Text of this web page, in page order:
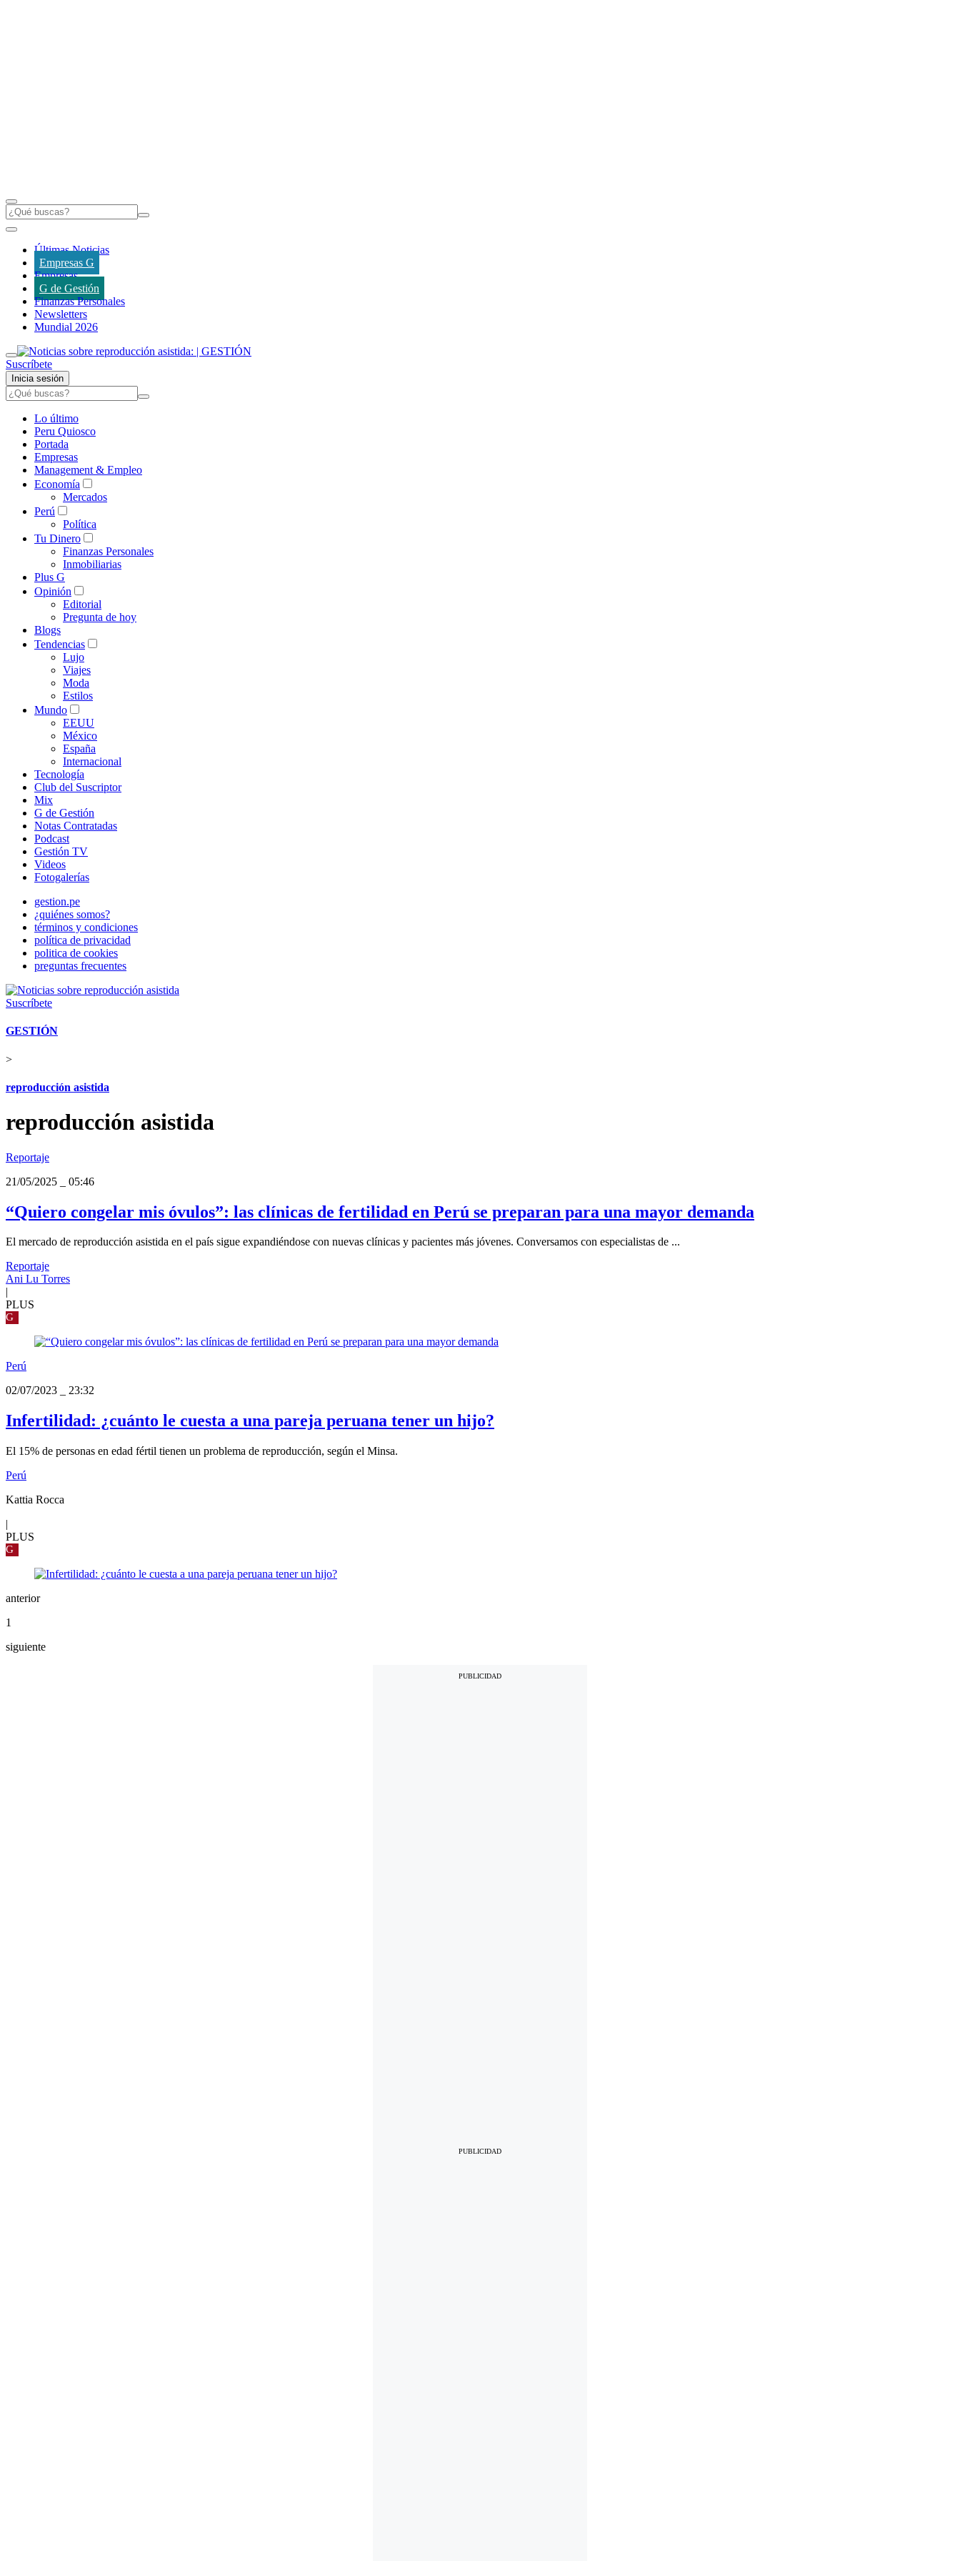
Últimas Noticias
Empresas G
Empresas
G de Gestión
Finanzas Personales
Newsletters
Mundial 2026
Suscríbete
Inicia sesión
Lo último
Peru Quiosco
Portada
Empresas
Management & Empleo
Economía
Mercados
Perú
Política
Tu Dinero
Finanzas Personales
Inmobiliarias
Plus G
Opinión
Editorial
Pregunta de hoy
Blogs
Tendencias
Lujo
Viajes
Moda
Estilos
Mundo
EEUU
México
España
Internacional
Tecnología
Club del Suscriptor
Mix
G de Gestión
Notas Contratadas
Podcast
Gestión TV
Videos
Fotogalerías
gestion.pe
¿quiénes somos?
términos y condiciones
política de privacidad
politica de cookies
preguntas frecuentes
Suscríbete
GESTIÓN
>
reproducción asistida
reproducción asistida
Reportaje
21/05/2025
05:46
“Quiero congelar mis óvulos”: las clínicas de fertilidad en Perú se preparan para una mayor demanda
El mercado de reproducción asistida en el país sigue expandiéndose con nuevas clínicas y pacientes más jóvenes. Conversamos con especialistas de ...
Reportaje
Ani Lu Torres
PLUS
G
Perú
02/07/2023
23:32
Infertilidad: ¿cuánto le cuesta a una pareja peruana tener un hijo?
El 15% de personas en edad fértil tienen un problema de reproducción, según el Minsa.
Perú
Kattia Rocca
|
PLUS
G
anterior
1
siguiente